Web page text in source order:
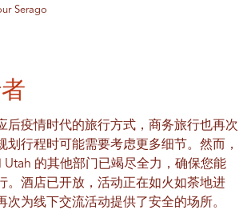
Serago
后疫情时代的旅行方式，商务旅行也再次
划行程时可能需要考虑更多细节。然而，
Utah 的其他部门已竭尽全力，确保您能
。酒店已开放，活动正在如火如荼地进
次为线下交流活动提供了安全的场所。